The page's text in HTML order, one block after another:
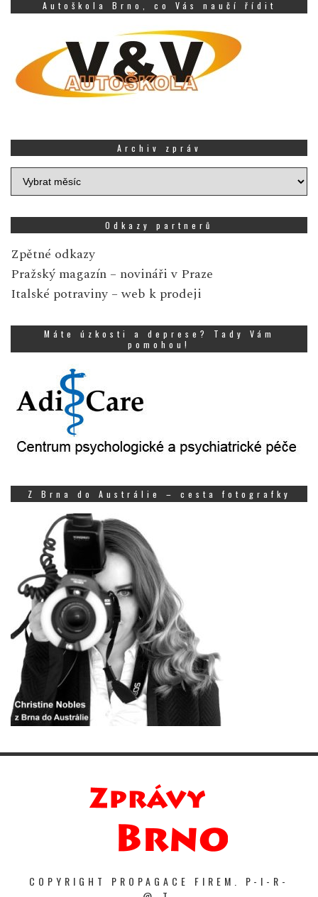
Autoškola Brno, co Vás naučí řídit
Archiv zpráv
Archiv
zpráv
Odkazy partnerů
Zpětné odkazy
Pražský magazín – novináři v Praze
Italské potraviny – web k prodeji
Máte úzkosti a deprese? Tady Vám
pomohou!
Z Brna do Austrálie – cesta fotografky
COPYRIGHT PROPAGACE FIREM. P-I-R-